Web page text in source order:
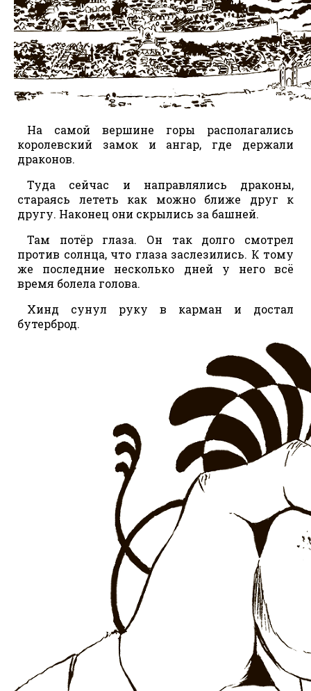
На самой вершине горы располагались
королевский замок и ангар, где держали
драконов.
Туда сейчас и направлялись драконы,
стараясь лететь как можно ближе друг к
другу. Наконец они скрылись за башней.
Там потёр глаза. Он так долго смотрел
против солнца, что глаза заслезились. К тому
же последние несколько дней у него всё
время болела голова.
Хинд сунул руку в карман и достал
бутерброд.